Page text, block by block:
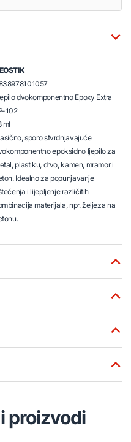
dvokomponentno Epoxy Extra
102
ml
sporo stvrdnjavajuće
epoksidno ljepilo za
plastiku, drvo, kamen, mramor i
Idealno za popunjavanje
i lijepljenje različitih
materijala, npr. željeza na
proizvodi